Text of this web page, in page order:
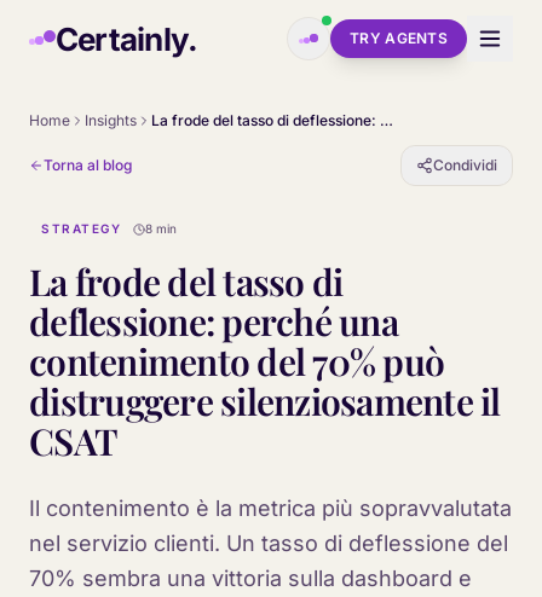
Certainly. TRY AGENTS
Home Insights La frode del tasso di deflessione: perché una contenimento del 70% può distruggere silenziosamente il CSAT
Torna al blog Condividi
STRATEGY 8 min
La frode del tasso di
deflessione: perché una
contenimento del 70% può
distruggere silenziosamente il
CSAT
Il contenimento è la metrica più sopravvalutata
nel servizio clienti. Un tasso di deflessione del
70% sembra una vittoria sulla dashboard e